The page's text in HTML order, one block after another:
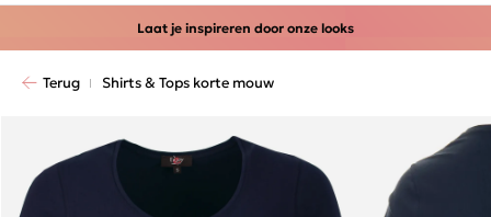
Laat je inspireren door onze looks
Terug Shirts & Tops korte mouw